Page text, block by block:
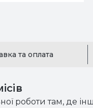
та оплата
роботи там, де